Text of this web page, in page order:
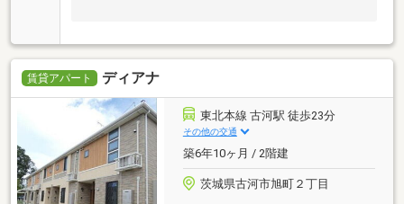
賃貸アパート ディアナ
東北本線 古河駅 徒歩23分
その他の交通
築6年10ヶ月 / 2階建
茨城県古河市旭町２丁目